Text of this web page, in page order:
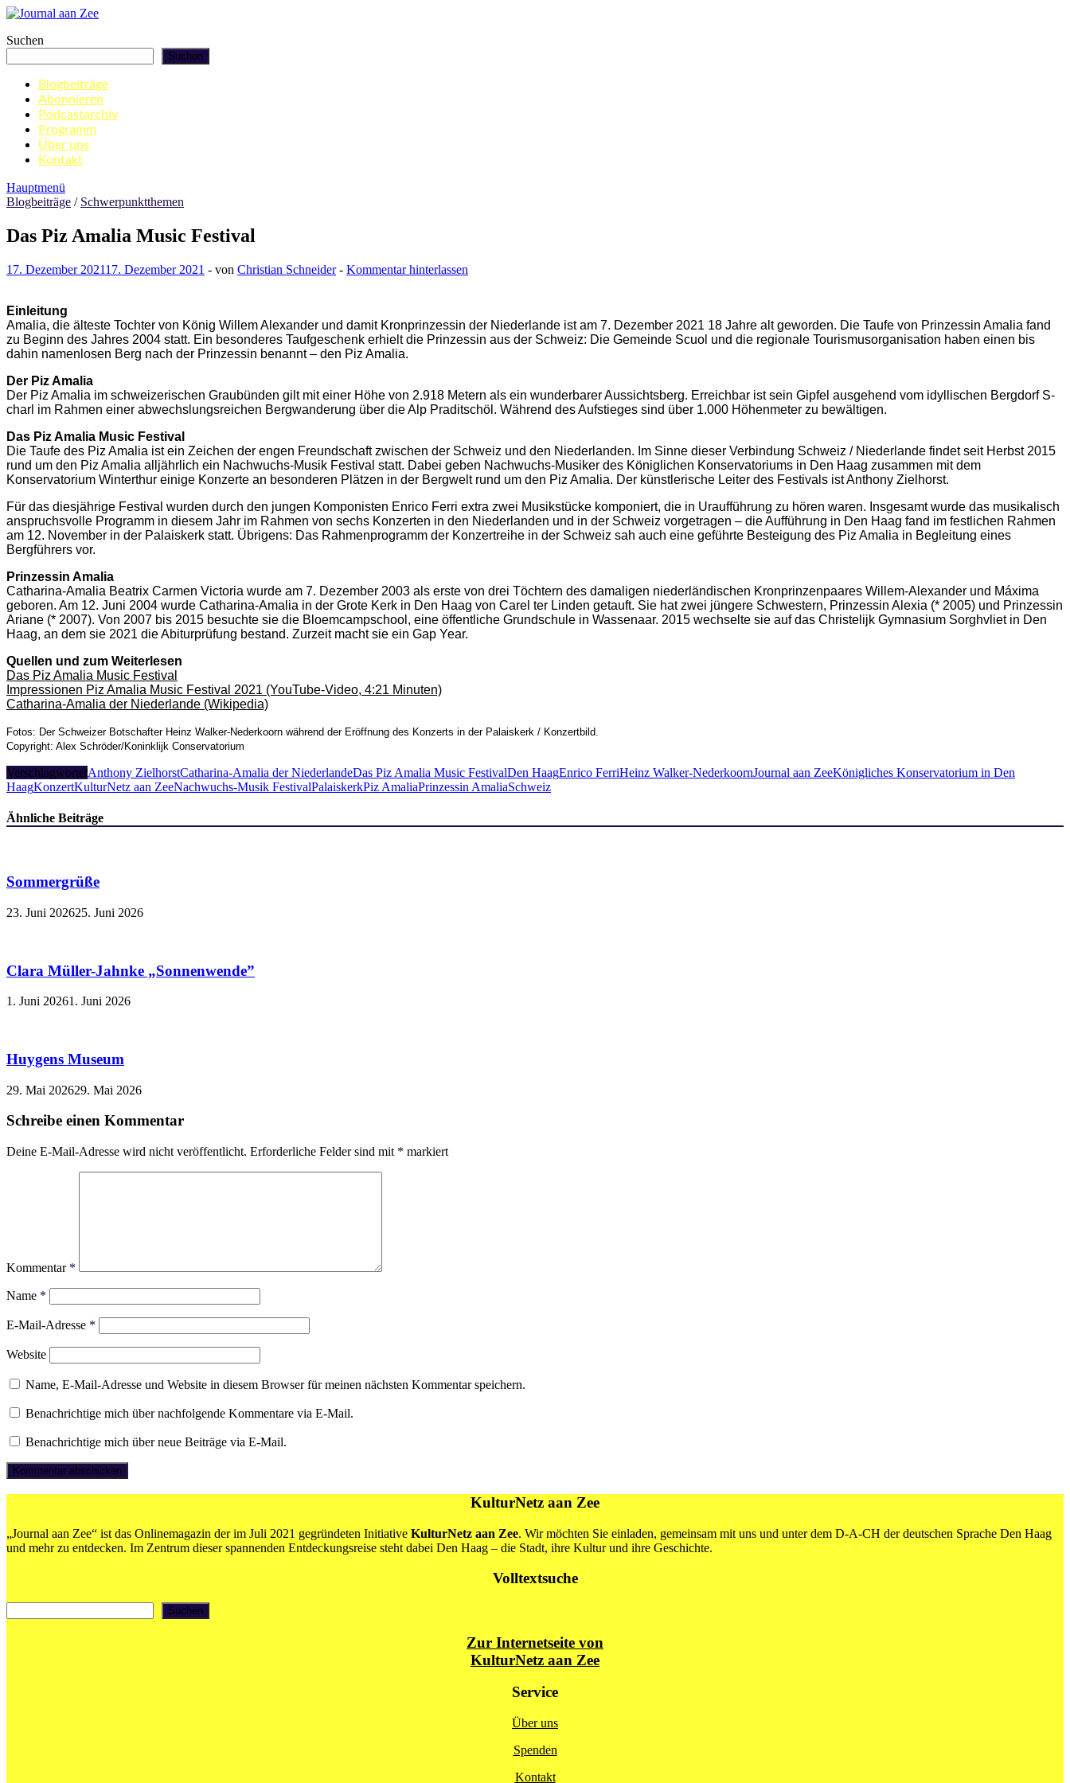
Zum
springen
Journal aan Zee
Suchen
Suchen
Blogbeiträge
Abonnieren
Podcastarchiv
Programm
Über uns
Kontakt
Hauptmenü
Blogbeiträge / Schwerpunktthemen
Das Piz Amalia Music Festival
17. Dezember 202117. Dezember 2021 - von Christian Schneider- Kommentar hinterlassen
Einleitung
Amalia, die älteste Tochter von König Willem Alexander und damit Kronprinzessin der Niederlande ist am 7. Dezember 2021 18 Jahre alt geworden. Die Taufe von Prinzessin Amalia fand
zu Beginn des Jahres 2004 statt. Ein besonderes Taufgeschenk erhielt die Prinzessin aus der Schweiz: Die Gemeinde Scuol und die regionale Tourismusorganisation haben einen bis
dahin namenlosen Berg nach der Prinzessin benannt – den Piz Amalia.
Der Piz Amalia
Der Piz Amalia im schweizerischen Graubünden gilt mit einer Höhe von 2.918 Metern als ein wunderbarer Aussichtsberg. Erreichbar ist sein Gipfel ausgehend vom idyllischen Bergdorf S-
charl im Rahmen einer abwechslungsreichen Bergwanderung über die Alp Praditschöl. Während des Aufstieges sind über 1.000 Höhenmeter zu bewältigen.
Das Piz Amalia Music Festival
Die Taufe des Piz Amalia ist ein Zeichen der engen Freundschaft zwischen der Schweiz und den Niederlanden. Im Sinne dieser Verbindung Schweiz / Niederlande findet seit Herbst 2015
rund um den Piz Amalia alljährlich ein Nachwuchs-Musik Festival statt. Dabei geben Nachwuchs-Musiker des Königlichen Konservatoriums in Den Haag zusammen mit dem
Konservatorium Winterthur einige Konzerte an besonderen Plätzen in der Bergwelt rund um den Piz Amalia. Der künstlerische Leiter des Festivals ist Anthony Zielhorst.
Für das diesjährige Festival wurden durch den jungen Komponisten Enrico Ferri extra zwei Musikstücke komponiert, die in Uraufführung zu hören waren. Insgesamt wurde das musikalisch
anspruchsvolle Programm in diesem Jahr im Rahmen von sechs Konzerten in den Niederlanden und in der Schweiz vorgetragen – die Aufführung in Den Haag fand im festlichen Rahmen
am 12. November in der Palaiskerk statt. Übrigens: Das Rahmenprogramm der Konzertreihe in der Schweiz sah auch eine geführte Besteigung des Piz Amalia in Begleitung eines
Bergführers vor.
Prinzessin Amalia
Catharina-Amalia Beatrix Carmen Victoria wurde am 7. Dezember 2003 als erste von drei Töchtern des damaligen niederländischen Kronprinzenpaares Willem-Alexander und Máxima
geboren. Am 12. Juni 2004 wurde Catharina-Amalia in der Grote Kerk in Den Haag von Carel ter Linden getauft. Sie hat zwei jüngere Schwestern, Prinzessin Alexia (* 2005) und Prinzessin
Ariane (* 2007). Von 2007 bis 2015 besuchte sie die Bloemcampschool, eine öffentliche Grundschule in Wassenaar. 2015 wechselte sie auf das Christelijk Gymnasium Sorghvliet in Den
Haag, an dem sie 2021 die Abiturprüfung bestand. Zurzeit macht sie ein Gap Year.
Quellen und zum Weiterlesen
Das Piz Amalia Music Festival
Impressionen Piz Amalia Music Festival 2021 (YouTube-Video, 4:21 Minuten)
Catharina-Amalia der Niederlande (Wikipedia)
Fotos: Der Schweizer Botschafter Heinz Walker-Nederkoorn während der Eröffnung des Konzerts in der Palaiskerk / Konzertbild.
Copyright: Alex Schröder/Koninklijk Conservatorium
VerschlagwortetAnthony ZielhorstCatharina-Amalia der NiederlandeDas Piz Amalia Music FestivalDen HaagEnrico FerriHeinz Walker-NederkoornJournal aan ZeeKönigliches Konservatorium in Den
HaagKonzertKulturNetz aan ZeeNachwuchs-Musik FestivalPalaiskerkPiz AmaliaPrinzessin AmaliaSchweiz
Ähnliche Beiträge
Sommergrüße
23. Juni 202625. Juni 2026
Clara Müller-Jahnke „Sonnenwende”
1. Juni 20261. Juni 2026
Huygens Museum
29. Mai 202629. Mai 2026
Schreibe einen Kommentar
Deine E-Mail-Adresse wird nicht veröffentlicht. Erforderliche Felder sind mit * markiert
Kommentar *
Name *
E-Mail-Adresse *
Website
Name, E-Mail-Adresse und Website in diesem Browser für meinen nächsten Kommentar speichern.
Benachrichtige mich über nachfolgende Kommentare via E-Mail.
Benachrichtige mich über neue Beiträge via E-Mail.
KulturNetz aan Zee
„Journal aan Zee“ ist das Onlinemagazin der im Juli 2021 gegründeten Initiative KulturNetz aan Zee. Wir möchten Sie einladen, gemeinsam mit uns und unter dem D-A-CH der deutschen Sprache Den Haag
und mehr zu entdecken. Im Zentrum dieser spannenden Entdeckungsreise steht dabei Den Haag – die Stadt, ihre Kultur und ihre Geschichte.
Volltextsuche
Suchen
Zur Internetseite von
KulturNetz aan Zee
Service
Über uns
Spenden
Kontakt